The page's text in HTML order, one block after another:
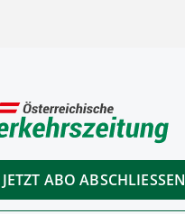
JETZT ABO ABSCHLIESSEN